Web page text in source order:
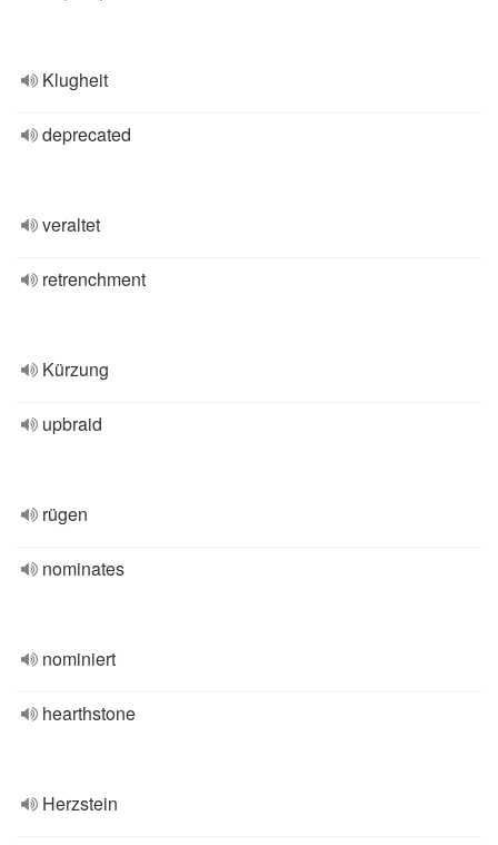
Klugheit
deprecated
veraltet
retrenchment
Kürzung
upbraid
rügen
nominates
nominiert
hearthstone
Herzstein